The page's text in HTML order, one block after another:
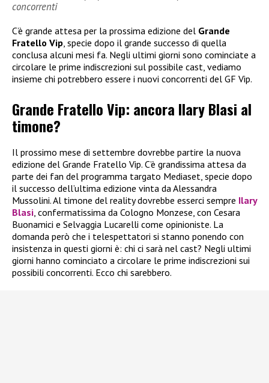
concorrenti
C’è grande attesa per la prossima edizione del Grande
Fratello Vip , specie dopo il grande successo di quella
conclusa alcuni mesi fa. Negli ultimi giorni sono cominciate a
circolare le prime indiscrezioni sul possibile cast, vediamo
insieme chi potrebbero essere i nuovi concorrenti del GF Vip.
Grande Fratello Vip: ancora Ilary Blasi al
timone?
Il prossimo mese di settembre dovrebbe partire la nuova
edizione del Grande Fratello Vip. C’è grandissima attesa da
parte dei fan del programma targato Mediaset, specie dopo
il successo dell’ultima edizione vinta da Alessandra
Mussolini. Al timone del reality dovrebbe esserci sempre Ilary
Blasi, confermatissima da Cologno Monzese, con Cesara
Buonamici e Selvaggia Lucarelli come opinioniste. La
domanda però che i telespettatori si stanno ponendo con
insistenza in questi giorni è: chi ci sarà nel cast? Negli ultimi
giorni hanno cominciato a circolare le prime indiscrezioni sui
possibili concorrenti. Ecco chi sarebbero.